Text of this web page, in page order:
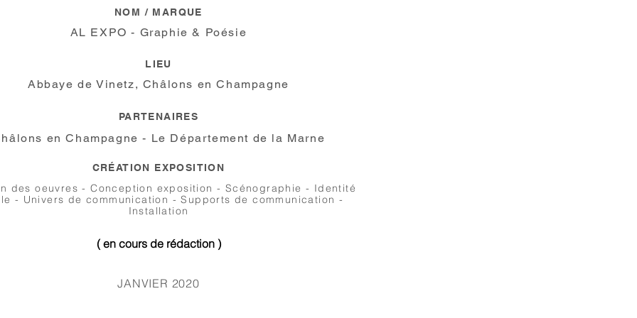
NOM / MARQUE
AL EXPO - Graphie & Poésie
LIEU
Abbaye de Vinetz, Châlons en Champagne
PARTENAIRES
en Champagne - Le Département de la Marne
CRÉATION EXPOSITION
des oeuvres - Conception exposition - Scénographie - Identité
- Univers de communication - Supports de communication -
Installation
( en cours de rédaction )
JANVIER 2020